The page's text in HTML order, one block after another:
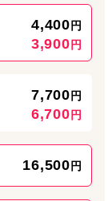
ダイワンテレコ
いただくと、全
4,400 円
3,900 円
7,700 円
6,700 円
16,500 円